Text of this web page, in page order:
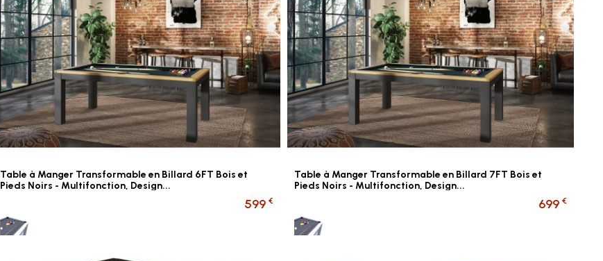
Table à Manger Transformable en Billard 6FT Bois et
Pieds Noirs - Multifonction, Design...
599 €
Gris
Table à Manger Transformable en Billard 7FT Bois et
Pieds Noirs - Multifonction, Design...
699 €
Gris